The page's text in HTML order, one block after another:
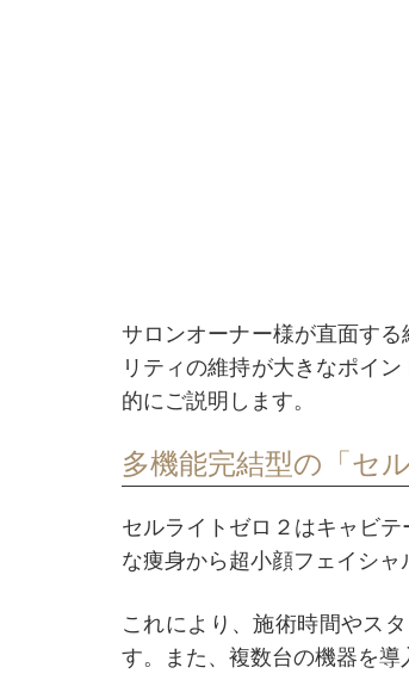
サロンオーナー様が直面す
リティの維持が大きなポイ
的にご説明します。
多機能完結型の「セ
セルライトゼロ２はキャビ
な痩身から超小顔フェイシャ
これにより、施術時間やス
す。また、複数台の機器を導